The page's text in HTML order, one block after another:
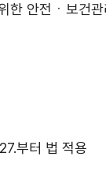
안전ㆍ보건관
부터 법 적용